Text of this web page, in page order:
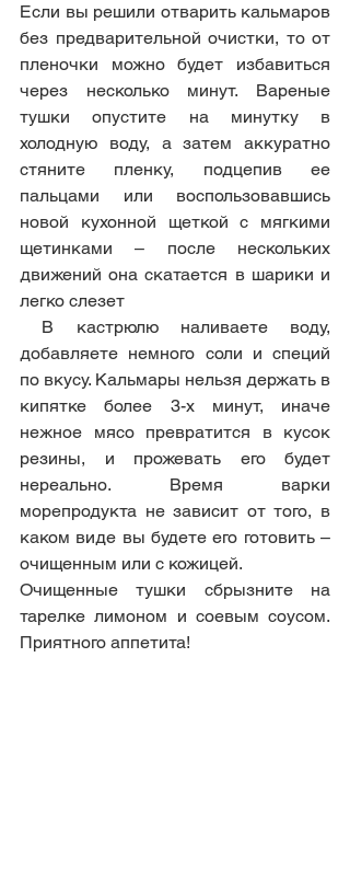
Если вы решили отварить кальмаров
без предварительной очистки, то от
пленочки можно будет избавиться
через несколько минут. Вареные
тушки опустите на минутку в
холодную воду, а затем аккуратно
стяните пленку, подцепив ее
пальцами или воспользовавшись
новой кухонной щеткой с мягкими
щетинками – после нескольких
движений она скатается в шарики и
легко слезет
добавляете немного соли и специй
по вкусу. Кальмары нельзя держать в
кипятке более 3-х минут, иначе
нежное мясо превратится в кусок
резины, и прожевать его будет
нереально. Время варки
морепродукта не зависит от того, в
каком виде вы будете его готовить –
очищенным или с кожицей.
Очищенные тушки сбрызните на
тарелке лимоном и соевым соусом.
Приятного аппетита!